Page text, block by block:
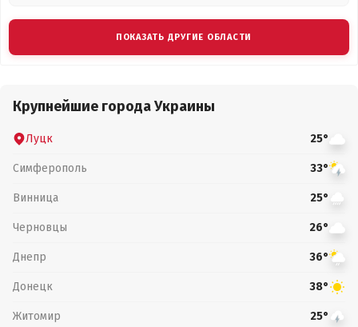
ПОКАЗАТЬ ДРУГИЕ ОБЛАСТИ
Крупнейшие города Украины
Луцк 25°
Симферополь 33°
Винница 25°
Черновцы 26°
Днепр 36°
Донецк 38°
Житомир 25°